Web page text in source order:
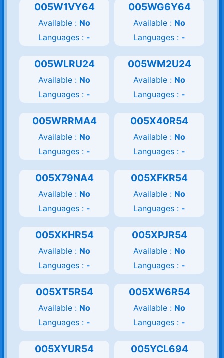
005W1VY64
Available : No
Languages : -
005WG6Y64
Available : No
Languages : -
005WLRU24
Available : No
Languages : -
005WM2U24
Available : No
Languages : -
005WRRMA4
Available : No
Languages : -
005X40R54
Available : No
Languages : -
005X79NA4
Available : No
Languages : -
005XFKR54
Available : No
Languages : -
005XKHR54
Available : No
Languages : -
005XPJR54
Available : No
Languages : -
005XT5R54
Available : No
Languages : -
005XW6R54
Available : No
Languages : -
005XYUR54 005YCL694